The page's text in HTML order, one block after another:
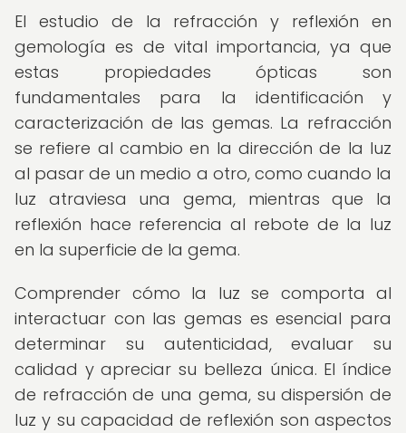
El estudio de la refracción y reflexión en
gemología es de vital importancia, ya que
estas propiedades ópticas son
fundamentales para la identificación y
caracterización de las gemas. La refracción
se refiere al cambio en la dirección de la luz
al pasar de un medio a otro, como cuando la
luz atraviesa una gema, mientras que la
reflexión hace referencia al rebote de la luz
en la superficie de la gema.
Comprender cómo la luz se comporta al
interactuar con las gemas es esencial para
determinar su autenticidad, evaluar su
calidad y apreciar su belleza única. El índice
de refracción de una gema, su dispersión de
luz y su capacidad de reflexión son aspectos